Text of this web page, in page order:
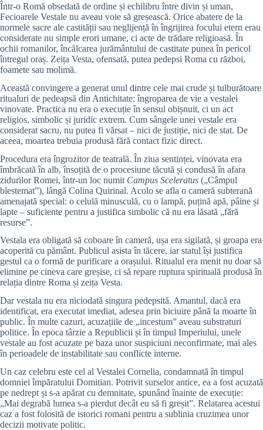
Într-o Romă obsedată de ordine și echilibru între divin și uman,
Fecioarele Vestale nu aveau voie să greșească. Orice abatere de la
normele sacre ale castității sau neglijență în îngrijirea focului etern erau
considerate nu simple erori umane, ci acte de trădare religioasă. În
ochii romanilor, încălcarea jurământului de castitate punea în pericol
întregul oraș. Zeița Vesta, ofensată, putea pedepsi Roma cu război,
foamete sau molimă.
Această convingere a generat unul dintre cele mai crude și tulburătoare
ritualuri de pedeapsă din Antichitate: îngroparea de vie a vestalei
vinovate. Practica nu era o execuție în sensul obișnuit, ci un act
religios, simbolic și juridic extrem. Cum sângele unei vestale era
considerat sacru, nu putea fi vărsat – nici de justiție, nici de stat. De
aceea, moartea trebuia produsă fără contact fizic direct.
Procedura era îngrozitor de teatrală. În ziua sentinței, vinovata era
îmbrăcată în alb, însoțită de o procesiune tăcută și condusă în afara
zidurilor Romei, într-un loc numit Campus Sceleratus („Câmpul
blestemat”), lângă Colina Quirinal. Acolo se afla o cameră subterană
amenajată special: o celulă minusculă, cu o lampă, puțină apă, pâine și
lapte – suficiente pentru a justifica simbolic că nu era lăsată „fără
resurse”.
Vestala era obligată să coboare în cameră, ușa era sigilată, și groapa era
acoperită cu pământ. Publicul asista în tăcere, iar statul își justifica
gestul ca o formă de purificare a orașului. Ritualul era menit nu doar să
elimine pe cineva care greșise, ci să repare ruptura spirituală produsă în
relația dintre Roma și zeița Vesta.
Dar vestala nu era niciodată singura pedepsită. Amantul, dacă era
identificat, era executat imediat, adesea prin biciuire până la moarte în
public. În multe cazuri, acuzațiile de „incestum” aveau substraturi
politice. În epoca târzie a Republicii și în timpul Imperiului, unele
vestale au fost acuzate pe baza unor suspiciuni neconfirmate, mai ales
în perioadele de instabilitate sau conflicte interne.
Un caz celebru este cel al Vestalei Cornelia, condamnată în timpul
domniei împăratului Domitian. Potrivit surselor antice, ea a fost acuzată
pe nedrept și s-a apărat cu demnitate, spunând înainte de execuție:
„Mai degrabă lumea s-a pierdut decât eu să fi greșit”. Relatarea acestui
caz a fost folosită de istorici romani pentru a sublinia cruzimea unor
decizii motivate politic.